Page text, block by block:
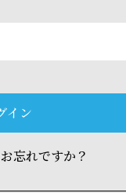
イン
忘れですか？